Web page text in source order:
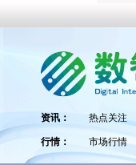
资讯： 热点关注
行情： 市场行情